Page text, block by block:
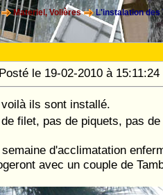
Materiel, Volières L'instalation des
le 19-02-2010 à
ils sont installé.
filet, pas de piquets, pas
semaine d'acclimatation
avec un couple de